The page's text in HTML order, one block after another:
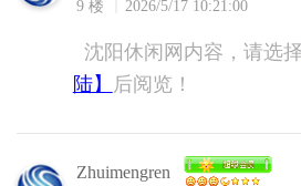
9 楼 2026/5/17 10:21:00
沈阳休闲网内容，请选择
陆】
后阅览！
Zhuimengren